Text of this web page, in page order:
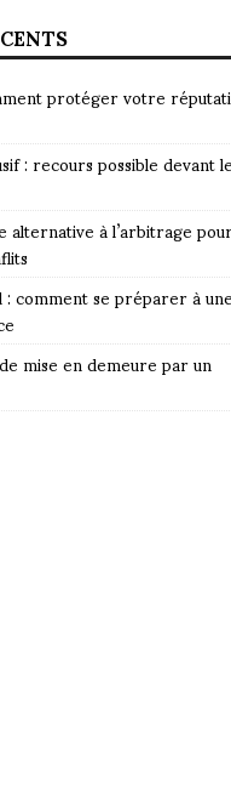
protéger votre
: recours possible devant
alternative à l’arbitrage
comment se préparer à une
mise en demeure par un